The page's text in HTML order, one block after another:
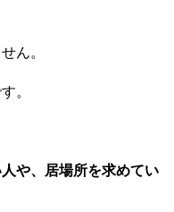
ん。
。
や、居場所を求めてい